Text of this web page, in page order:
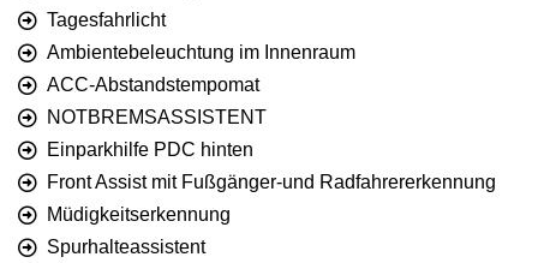
Tagesfahrlicht
Ambientebeleuchtung im Innenraum
ACC-Abstandstempomat
NOTBREMSASSISTENT
Einparkhilfe PDC hinten
Front Assist mit Fußgänger-und Radfahrererkennung
Müdigkeitserkennung
Spurhalteassistent